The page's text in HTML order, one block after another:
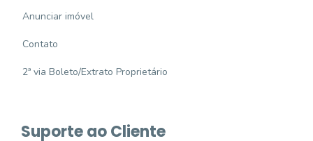
Anunciar imóvel
Contato
2ª via Boleto/Extrato Proprietário
Suporte ao Cliente